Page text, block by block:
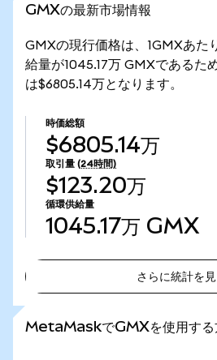
GMXの最新市場情報
GMXの現行価格は、1GMXあた
給量が1045.17万 GMXであるた
は$6805.14万となります。
時価総額
$6805.14万
取引量 (24時間)
$123.20万
循環供給量
1045.17万 GMX
さらに統計を
MetaMaskでGMXを使用する